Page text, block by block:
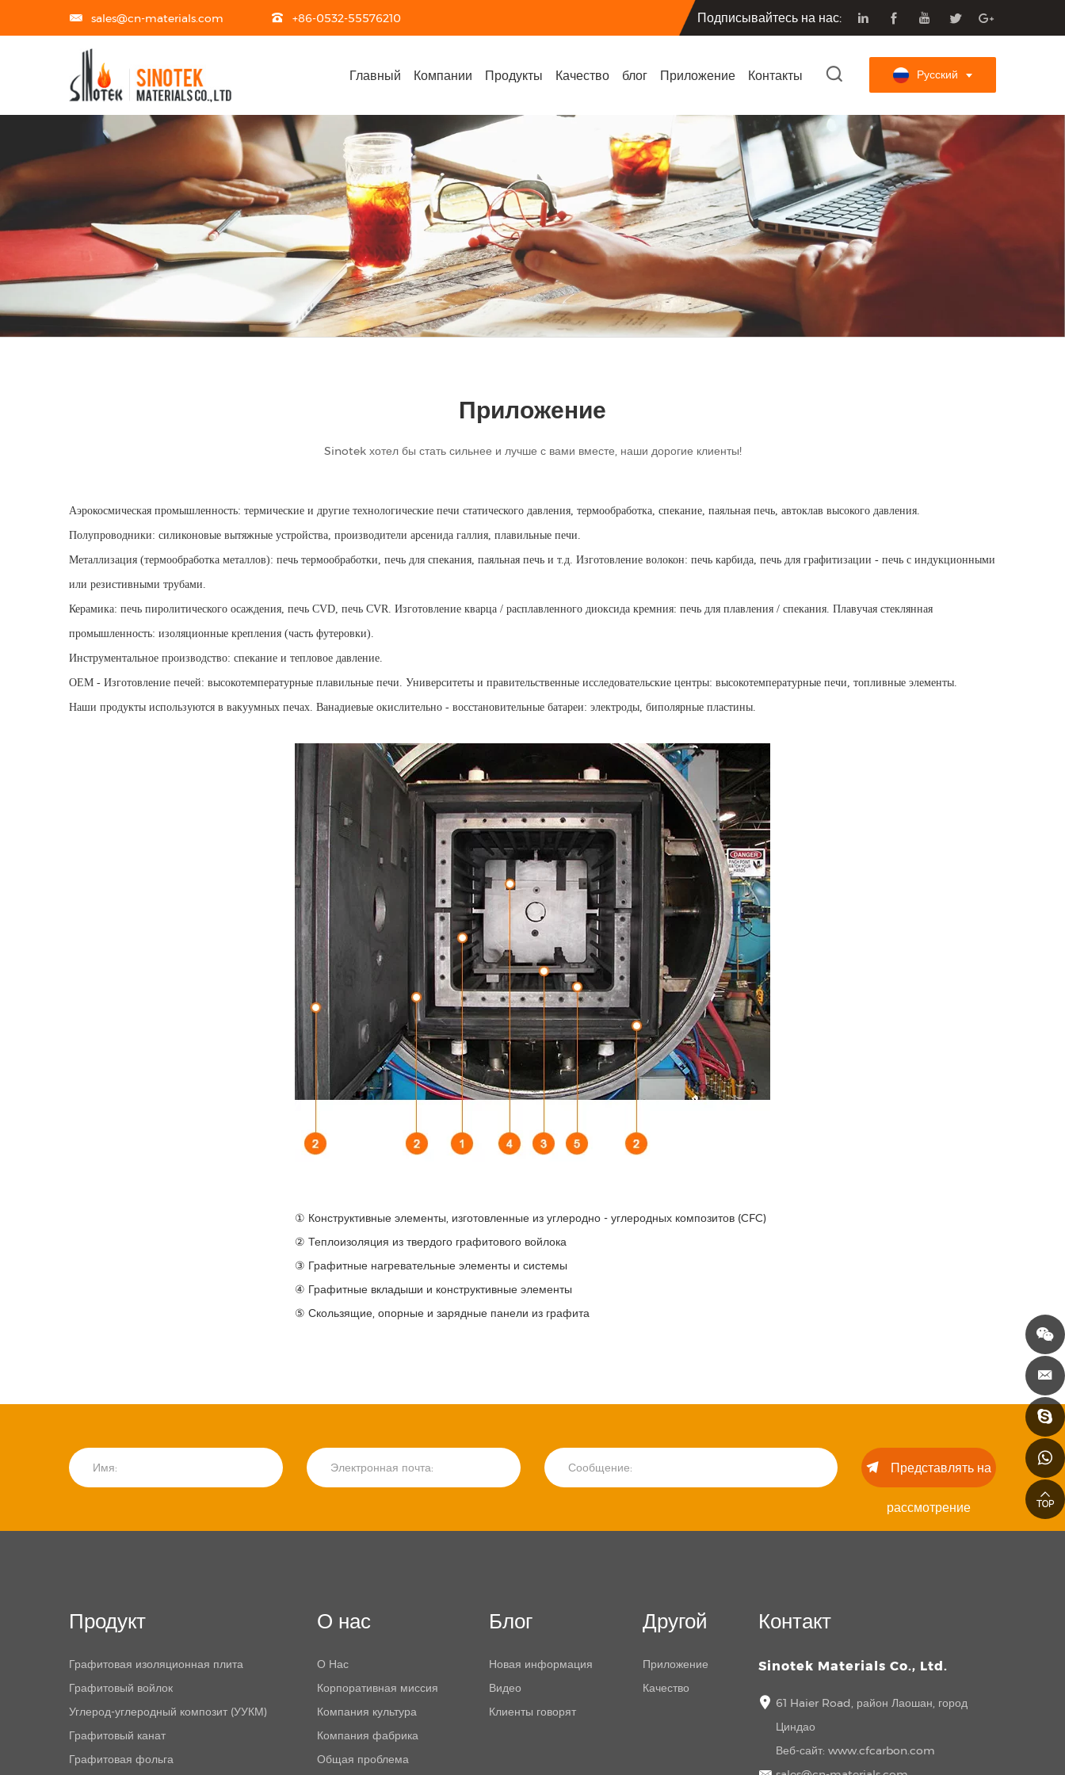
sales@cn-materials.com +86-0532-55576210 Подписывайтесь на нас:
Русский
Главный Компании Продукты Качество блог Приложение Контакты
Приложение
Sinotek хотел бы стать сильнее и лучше с вами вместе, наши дорогие клиенты!
Аэрокосмическая промышленность: термические и другие технологические печи статического давления, термообработка, спекание, паяльная печь, автоклав высокого давления.
Полупроводники: силиконовые вытяжные устройства, производители арсенида галлия, плавильные печи.
Металлизация (термообработка металлов): печь термообработки, печь для спекания, паяльная печь и т.д. Изготовление волокон: печь карбида, печь для графитизации - печь с индукционными
или резистивными трубами.
Керамика: печь пиролитического осаждения, печь CVD, печь CVR. Изготовление кварца / расплавленного диоксида кремния: печь для плавления / спекания. Плавучая стеклянная
промышленность: изоляционные крепления (часть футеровки).
Инструментальное производство: спекание и тепловое давление.
OEM - Изготовление печей: высокотемпературные плавильные печи. Университеты и правительственные исследовательские центры: высокотемпературные печи, топливные элементы.
Наши продукты используются в вакуумных печах. Ванадиевые окислительно - восстановительные батареи: электроды, биполярные пластины.
① Конструктивные элементы, изготовленные из углеродно - углеродных композитов (CFC)
② Теплоизоляция из твердого графитового войлока
③ Графитные нагревательные элементы и системы
④ Графитные вкладыши и конструктивные элементы
⑤ Скользящие, опорные и зарядные панели из графита
Представлять на
рассмотрение
Продукт
Графитовая изоляционная плита
Графитовый войлок
Углерод-углеродный композит (УУКМ)
Графитовый канат
Графитовая фольга
О нас
О Нас
Корпоративная миссия
Компания культура
Компания фабрика
Общая проблема
Блог
Новая информация
Видео
Клиенты говорят
Другой
Приложение
Качество
Контакт
Sinotek Materials Co., Ltd.
61 Haier Road, район Лаошан, город
Циндао
Веб-сайт: www.cfcarbon.com